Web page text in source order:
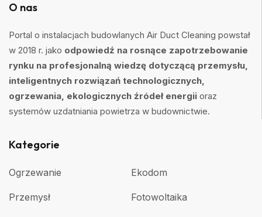
O nas
Portal o instalacjach budowlanych Air Duct Cleaning powstał
w 2018 r. jako odpowiedź na rosnące zapotrzebowanie
rynku na profesjonalną wiedzę dotyczącą przemysłu,
inteligentnych rozwiązań technologicznych,
ogrzewania, ekologicznych źródeł energii oraz
systemów uzdatniania powietrza w budownictwie.
Kategorie
Ogrzewanie
Przemysł
Ekodom
Fotowoltaika